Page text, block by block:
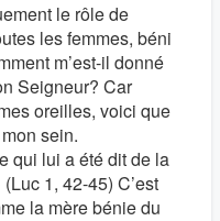
le rôle de
les femmes, béni
m’est-il donné
Seigneur? Car
oreilles, voici que
sein.
qui lui a été dit de la
1, 42-45) C’est
la mère bénie du